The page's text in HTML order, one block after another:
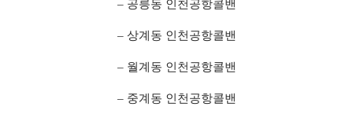
– 공릉동 인천공항콜밴
– 상계동 인천공항콜밴
– 월계동 인천공항콜밴
– 중계동 인천공항콜밴